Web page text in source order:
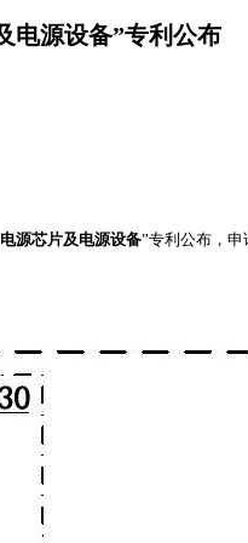
电源设备”专利公布
源芯片及电源设备”专利公布，